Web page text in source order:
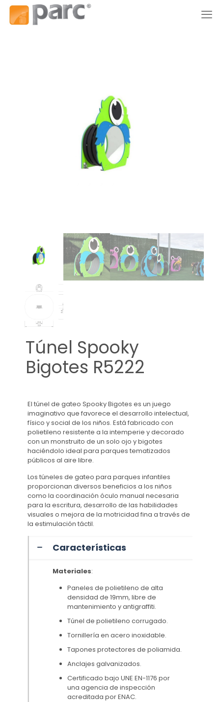
Túnel Spooky
Bigotes R5222
El túnel de gateo Spooky Bigotes es un juego
imaginativo que favorece el desarrollo intelectual,
físico y social de los niños. Está fabricado con
polietileno resistente a la intemperie y decorado
con un monstruito de un solo ojo y bigotes
haciéndolo ideal para parques tematizados
públicos al aire libre.
Los túneles de gateo para parques infantiles
proporcionan diversos beneficios a los niños
como la coordinación óculo manual necesaria
para la escritura, desarrollo de las habilidades
visuales o mejora de la motricidad fina a través de
la estimulación táctil.
Características
Materiales:
Paneles de polietileno de alta
densidad de 19mm, libre de
mantenimiento y antigraffiti.
Túnel de polietileno corrugado.
Tornillería en acero inoxidable.
Tapones protectores de poliamida.
Anclajes galvanizados.
Certificado bajo UNE EN-1176 por
una agencia de inspección
acreditada por ENAC.